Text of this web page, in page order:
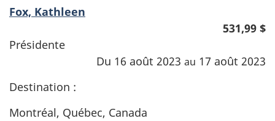
Fox, Kathleen
531,99 $
Présidente
Du 16 août 2023 au 17 août 2023
Destination :
Montréal, Québec, Canada